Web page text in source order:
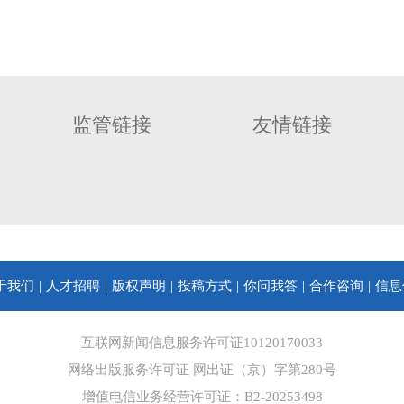
监管链接 友情链接
我们 人才招聘 版权声明 投稿方式 你问我答 合作咨询 信
互联网新闻信息服务许可证10120170033
网络出版服务许可证 网出证（京）字第280号
增值电信业务经营许可证：B2-20253498